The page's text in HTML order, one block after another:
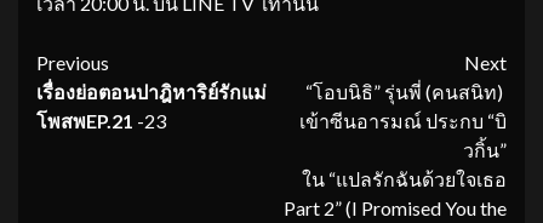
Continue
Reading
Previous
เรื่องย่อตอนปาฎิหาริย์รักแม่
โพสพEP.21 -23
Next
“โอบนิธิ” รุ่นพี่ (คนสนิท)
เข้าซีนอารมณ์ ประกบ “บิ
วกิ้น”
ใน “แปลรักฉันด้วยใจเธอ
Part 2” (I Promised You the